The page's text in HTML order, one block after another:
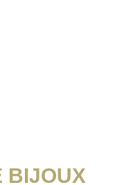
BIJOUX